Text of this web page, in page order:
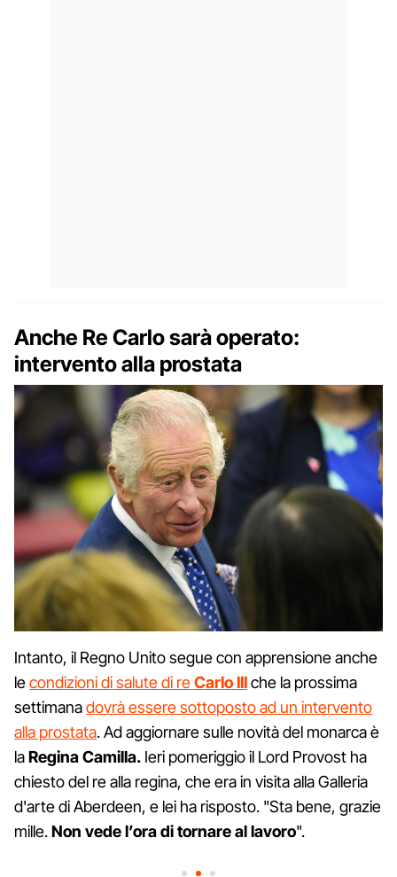
Anche Re Carlo sarà operato:
intervento alla prostata
Intanto, il Regno Unito segue con apprensione anche
lecondizioni di salute di reCarlo IIIche la prossima
settimanadovrà essere sottoposto ad un intervento
alla prostata. Ad aggiornare sulle novità del monarca è
laRegina Camilla. Ieri pomeriggio il Lord Provost ha
chiesto del re alla regina, che era in visita alla Galleria
d'arte di Aberdeen, e lei ha risposto. "Sta bene, grazie
mille.Non vede l’ora di tornare al lavoro".